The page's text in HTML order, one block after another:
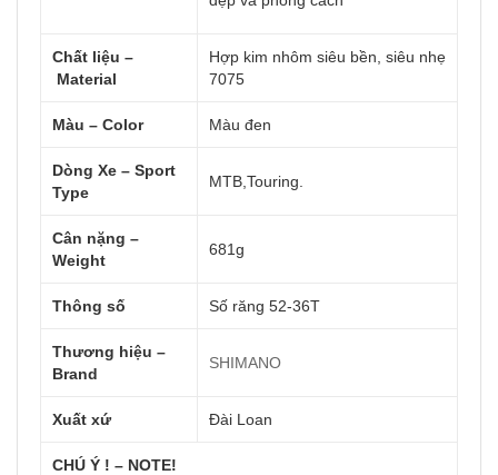
Chất liệu –
Material
Hợp kim nhôm siêu bền, siêu nhẹ
7075
Màu – Color Màu đen
Dòng Xe – Sport
Type
MTB,Touring.
Cân nặng –
Weight
681g
Thông số Số răng 52-36T
Thương hiệu –
Brand
SHIMANO
Xuất xứ Đài Loan
CHÚ Ý ! – NOTE!